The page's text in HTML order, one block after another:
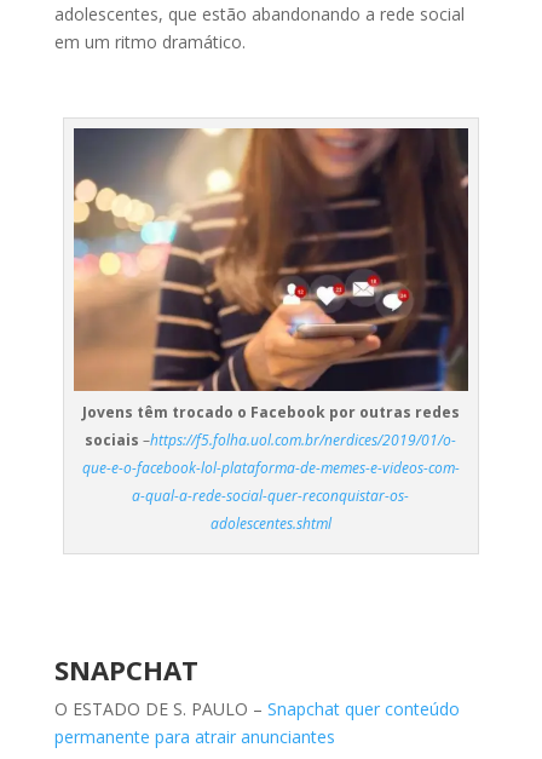
adolescentes, que estão abandonando a rede social
em um ritmo dramático.
Jovens têm trocado o Facebook por outras redes
sociais –https://f5.folha.uol.com.br/nerdices/2019/01/o-
que-e-o-facebook-lol-plataforma-de-memes-e-videos-com-
a-qual-a-rede-social-quer-reconquistar-os-
adolescentes.shtml
SNAPCHAT
O ESTADO DE S. PAULO – Snapchat quer conteúdo
permanente para atrair anunciantes